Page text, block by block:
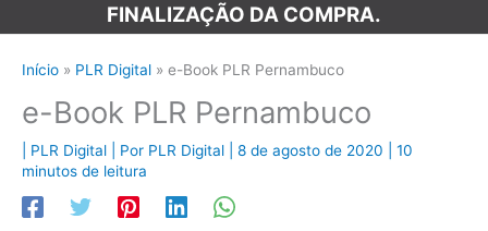
FINALIZAÇÃO DA COMPRA.
Início PLR Digital e-Book PLR Pernambuco
e-Book PLR Pernambuco
PLR Digital | Por PLR Digital 8 de agosto de 2020
10
minutos de leitura